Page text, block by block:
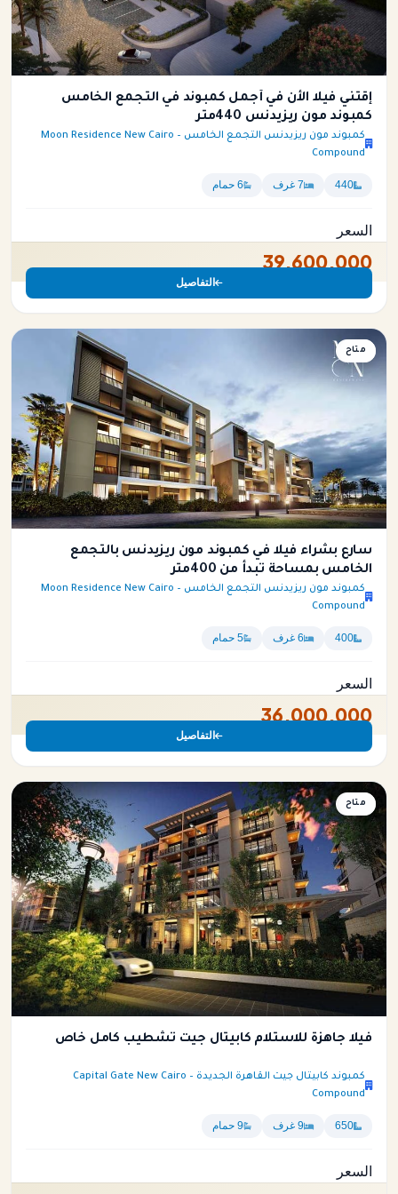
إقتني فيلا الأن في أجمل كمبوند في التجمع الخامس
كمبوند مون ريزيدنس 440متر
كمبوند مون ريزيدنس التجمع الخامس – Moon Residence New Cairo
Compound
440 7 غرف 6 حمام
السعر
39,600,000
التفاصيل
فيلا
متاح
سارع بشراء فيلا في كمبوند مون ريزيدنس بالتجمع
الخامس بمساحة تبدأ من 400متر
كمبوند مون ريزيدنس التجمع الخامس – Moon Residence New Cairo
Compound
400 6 غرف 5 حمام
السعر
36,000,000
التفاصيل
فيلا
متاح
فيلا جاهزة للاستلام كابيتال جيت تشطيب كامل خاص
كمبوند كابيتال جيت القاهرة الجديدة – Capital Gate New Cairo
Compound
650 9 غرف 9 حمام
السعر